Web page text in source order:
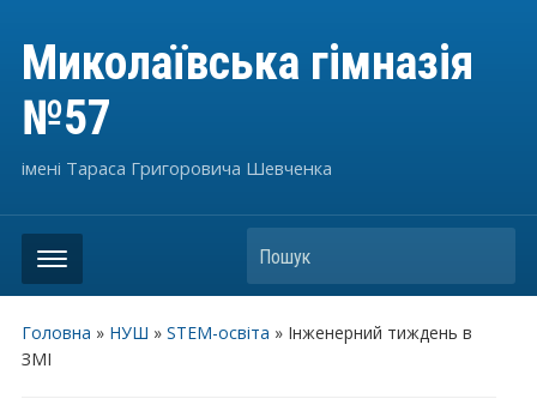
Миколаївська гімназія
№57
імені Тараса Григоровича Шевченка
Пошук
Головна » НУШ » STEM-освіта » Інженерний тиждень в
ЗМІ